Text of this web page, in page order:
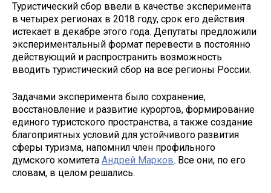
Туристический сбор ввели в качестве эксперимента
в четырех регионах в 2018 году, срок его действия
истекает в декабре этого года. Депутаты предложили
экспериментальный формат перевести в постоянно
действующий и распространить возможность
вводить туристический сбор на все регионы России.
Задачами эксперимента было сохранение,
восстановление и развитие курортов, формирование
единого туристского пространства, а также создание
благоприятных условий для устойчивого развития
сферы туризма, напомнил член профильного
думского комитета Андрей Марков. Все они, по его
словам, в целом решались.